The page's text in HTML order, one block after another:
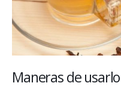
Maneras de